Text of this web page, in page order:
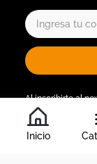
Inicio
Al inscribirte al
condiciones
, y